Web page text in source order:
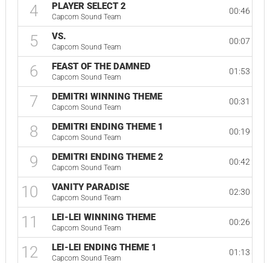
4 PLAYER SELECT 2
Capcom Sound Team
00:46
5 VS.
Capcom Sound Team
00:07
6 FEAST OF THE DAMNED
Capcom Sound Team
01:53
7 DEMITRI WINNING THEME
Capcom Sound Team
00:31
8 DEMITRI ENDING THEME 1
Capcom Sound Team
00:19
9 DEMITRI ENDING THEME 2
Capcom Sound Team
00:42
10 VANITY PARADISE
Capcom Sound Team
02:30
11 LEI-LEI WINNING THEME
Capcom Sound Team
00:26
12 LEI-LEI ENDING THEME 1
Capcom Sound Team
01:13